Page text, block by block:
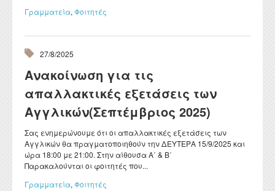
Γραμματεία, Φοιτητές
27/8/2025
Ανακοίνωση για τις
απαλλακτικές εξετάσεις των
Αγγλικών(Σεπτέμβριος 2025)
Σας ενημερώνουμε ότι οι απαλλακτικές εξετάσεις των
Αγγλικών θα πραγματοποιηθούν την ΔΕΥΤΕΡΑ 15/9/2025 και
ώρα 18:00 με 21:00. Στην αίθουσα Α΄ & Β΄
Παρακαλούνται οι φοιτητές που...
Γραμματεία, Φοιτητές